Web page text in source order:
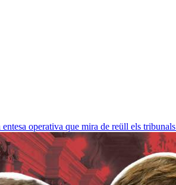
operativa que mira de reüll els tribunals